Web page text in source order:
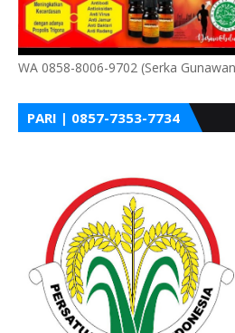
WA 0858-8006-9702 (Serka
PARI | 0857-7353-7734